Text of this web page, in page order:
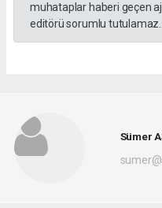
muhataplar haberi geçen
editörü sorumlu tutulamaz...
Sümer